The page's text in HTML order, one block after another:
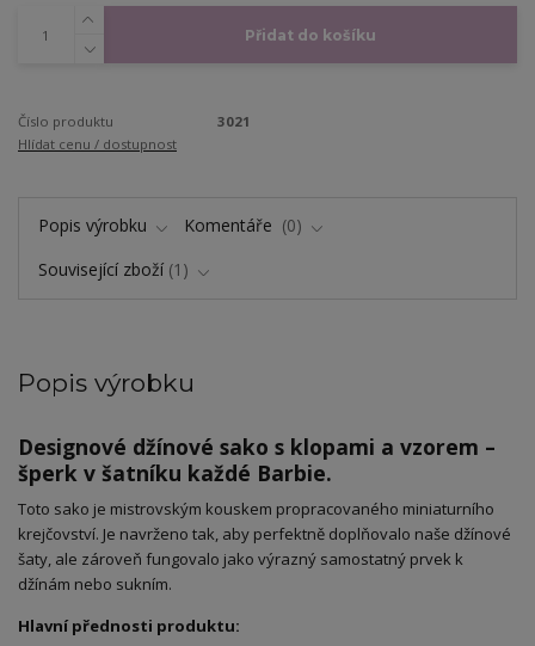
Přidat do košíku
Číslo produktu
3021
Hlídat cenu / dostupnost
Popis výrobku Komentáře
0
Související zboží 1
Popis výrobku
Designové džínové sako s klopami a vzorem –
šperk v šatníku každé Barbie.
​Toto sako je mistrovským kouskem propracovaného miniaturního
krejčovství. Je navrženo tak, aby perfektně doplňovalo naše džínové
šaty, ale zároveň fungovalo jako výrazný samostatný prvek k
džínám nebo sukním.
Hlavní přednosti produktu: